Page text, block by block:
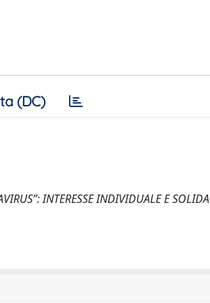
(DC)
INTERESSE INDIVIDUALE E